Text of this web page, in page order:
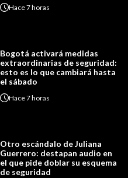
Hace7 horas
Bogotá activará medidas
extraordinarias de seguridad:
esto es lo que cambiará hasta
el sábado
Hace7 horas
Otro escándalo de Juliana
Guerrero: destapan audio en
el que pide doblar su esquema
de seguridad